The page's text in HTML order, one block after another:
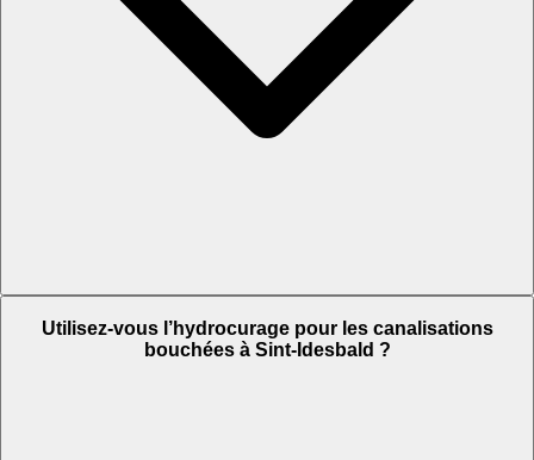
Utilisez-vous l’hydrocurage pour les canalisations
bouchées à Sint-Idesbald ?